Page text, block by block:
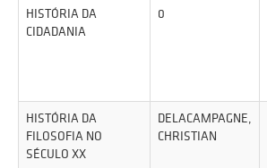
HISTÓRIA DA
CIDADANIA
0
HISTÓRIA DA
FILOSOFIA NO
SÉCULO XX
DELACAMPAGNE,
CHRISTIAN